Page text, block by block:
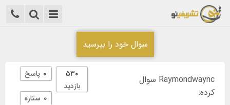
سوال خود را بپرسید
Raymondwaync سوال
کرده:
۰ پاسخ
۵۳۰
بازدید
۰ ستاره